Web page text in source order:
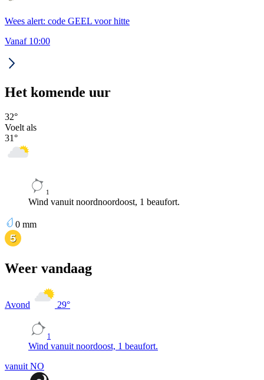
Wees alert: code GEEL voor hitte
Vanaf 10:00
Het komende uur
32°
Voelt als
31°
1
Wind vanuit noordnoordoost, 1 beaufort.
0 mm
Weer vandaag
Avond 29°
1
Wind vanuit noordoost, 1 beaufort.
vanuit NO